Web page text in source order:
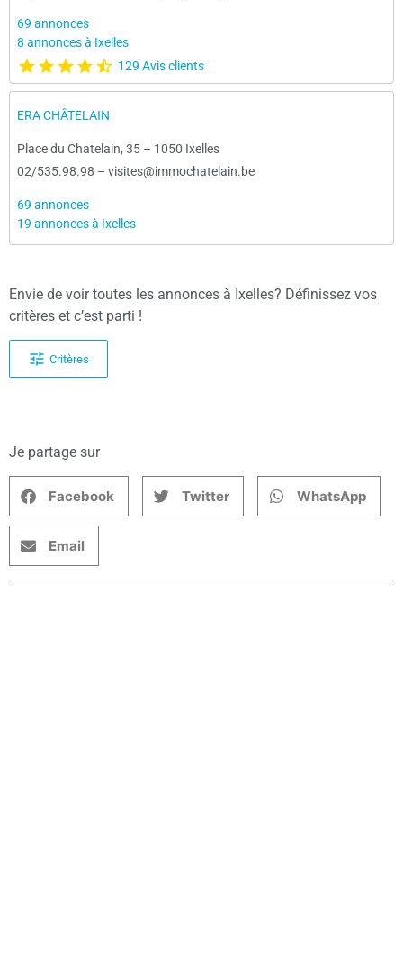
69 annonces
8 annonces à Ixelles
129 Avis clients
ERA CHÂTELAIN
Place du Chatelain, 35 – 1050 Ixelles
02/535.98.98 – visites@immochatelain.be
69 annonces
19 annonces à Ixelles
Envie de voir toutes les annonces à Ixelles? Définissez vos
critères et c’est parti !
Critères
Je partage sur
Facebook Twitter WhatsApp
Email